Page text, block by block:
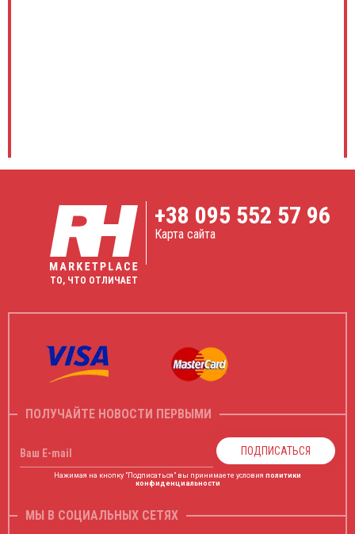
ТО, ЧТО ОТЛИЧАЕТ
+38 095 552 57 96
Карта сайта
ПОЛУЧАЙТЕ НОВОСТИ ПЕРВЫМИ
Ваш E-mail ПОДПИСАТЬСЯ
Нажимая на кнопку "Подписаться" вы принимаете условия политики
конфиденциальности
МЫ В СОЦИАЛЬНЫХ СЕТЯХ